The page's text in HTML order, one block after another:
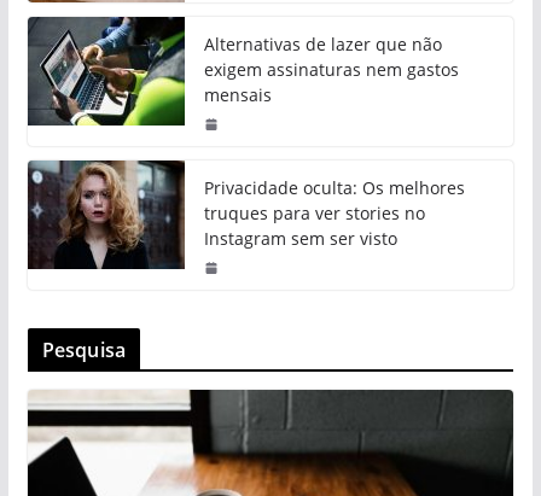
Alternativas de lazer que não
exigem assinaturas nem gastos
mensais
Privacidade oculta: Os melhores
truques para ver stories no
Instagram sem ser visto
Pesquisa